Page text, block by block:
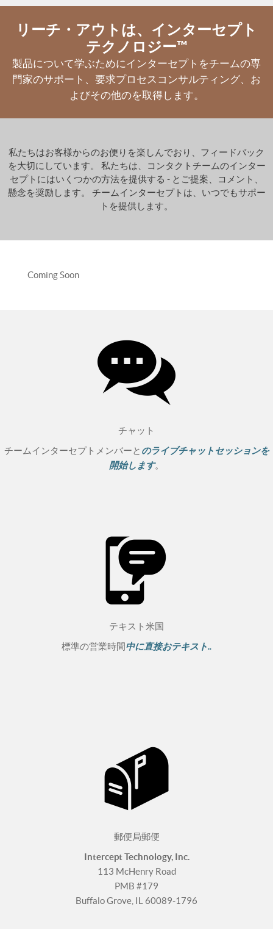
リーチ・アウトは、インターセプト
テクノロジー™
製品について学ぶためにインターセプトをチームの専
門家のサポート、要求プロセスコンサルティング、お
よびその他のを取得します。
私たちはお客様からのお便りを楽しんでおり、フィードバック
を大切にしています。 私たちは、コンタクトチームのインター
セプトにはいくつかの方法を提供する - とご提案、コメント、
懸念を奨励します。 チームインターセプトは、いつでもサポー
トを提供します。
Coming Soon
チャット
チームインターセプトメンバーと のライブチャットセッションを
開始します。
テキスト米国
標準の営業時間中に直接おテキスト..
郵便局郵便
Intercept Technology, Inc.
113 McHenry Road
PMB #179
Buffalo Grove, IL 60089-1796